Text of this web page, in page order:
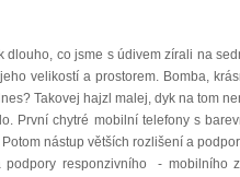
dlouho, co jsme s údivem zírali na
velikostí a prostorem. Bomba,
Takovej hajzl malej, dyk na tom
První chytré mobilní telefony s
nástup větších rozlišení a
podpory responzivního - mobilního